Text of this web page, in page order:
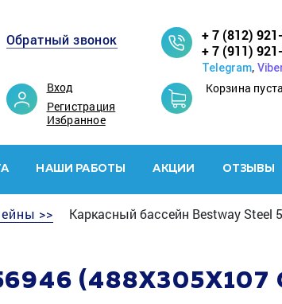
Обратный звонок
Вход
Регистрация
Избранное
+ 7 (812)
+ 7 (911)
Telegram,
Корзина пуста
НАШИ РАБОТЫ АКЦИИ ОТЗЫВЫ
>>
Каркасный бассейн Bestway Steel
(488Х305Х107